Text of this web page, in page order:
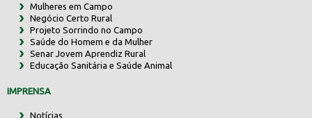
Mulheres em Campo
Negócio Certo Rural
Projeto Sorrindo no Campo
Saúde do Homem e da Mulher
Senar Jovem Aprendiz Rural
Educação Sanitária e Saúde Animal
IMPRENSA
Notícias